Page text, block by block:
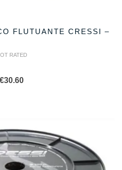
FLUTUANTE CRESSI –
RATED
€30.60